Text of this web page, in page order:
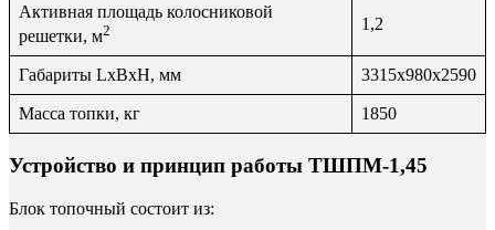
Активная площадь колосниковой
решетки, м2 1,2
Габариты LxBxH, мм 3315х980х2590
Масса топки, кг 1850
Устройство и принцип работы ТШПМ-1,45
Блок топочный состоит из: